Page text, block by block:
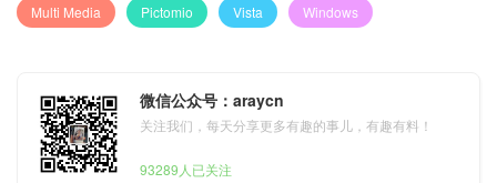
Multi Media Pictomio Vista Windows
微信公众号：araycn
关注我们，每天分享更多有趣的事儿，有趣有料！
93289人已关注